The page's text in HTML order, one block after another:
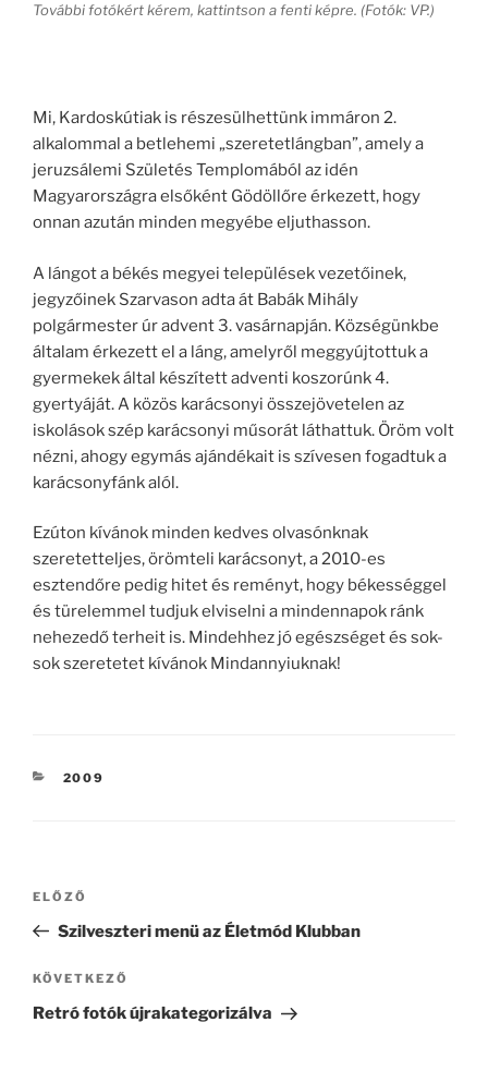
További fotókért kérem, kattintson a fenti képre. (Fotók: VP.)
Mi, Kardoskútiak is részesülhettünk immáron 2.
alkalommal a betlehemi „szeretetlángban”, amely a
jeruzsálemi Születés Templomából az idén
Magyarországra elsőként Gödöllőre érkezett, hogy
onnan azután minden megyébe eljuthasson.
A lángot a békés megyei települések vezetőinek,
jegyzőinek Szarvason adta át Babák Mihály
polgármester úr advent 3. vasárnapján. Községünkbe
általam érkezett el a láng, amelyről meggyújtottuk a
gyermekek által készített adventi koszorúnk 4.
gyertyáját. A közös karácsonyi összejövetelen az
iskolások szép karácsonyi műsorát láthattuk. Öröm volt
nézni, ahogy egymás ajándékait is szívesen fogadtuk a
karácsonyfánk alól.
Ezúton kívánok minden kedves olvasónknak
szeretetteljes, örömteli karácsonyt, a 2010-es
esztendőre pedig hitet és reményt, hogy békességgel
és türelemmel tudjuk elviselni a mindennapok ránk
nehezedő terheit is. Mindehhez jó egészséget és sok-
sok szeretetet kívánok Mindannyiuknak!
KATEGÓRIÁK
2009
Bejegyzés
Korábbi
bejegyzés
ELŐZŐ
Szilveszteri menü az Életmód Klubban
Következő
bejegyzés
KÖVETKEZŐ
Retró fotók újrakategorizálva